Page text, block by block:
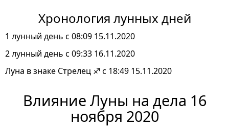
Хронология лунных дней
1 лунный день с 08:09 15.11.2020
2 лунный день с 09:33 16.11.2020
Луна в знаке Стрелец ♐ с 18:49 15.11.2020
Влияние Луны на дела 16
ноября 2020